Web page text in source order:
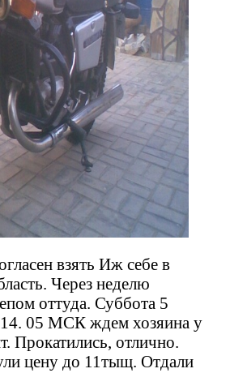
взять Иж себе в
Через неделю
оттуда. Суббота 5
14. 05 МСК ждем хозяина у
Прокатились, отлично.
цену до 11тыщ. Отдали